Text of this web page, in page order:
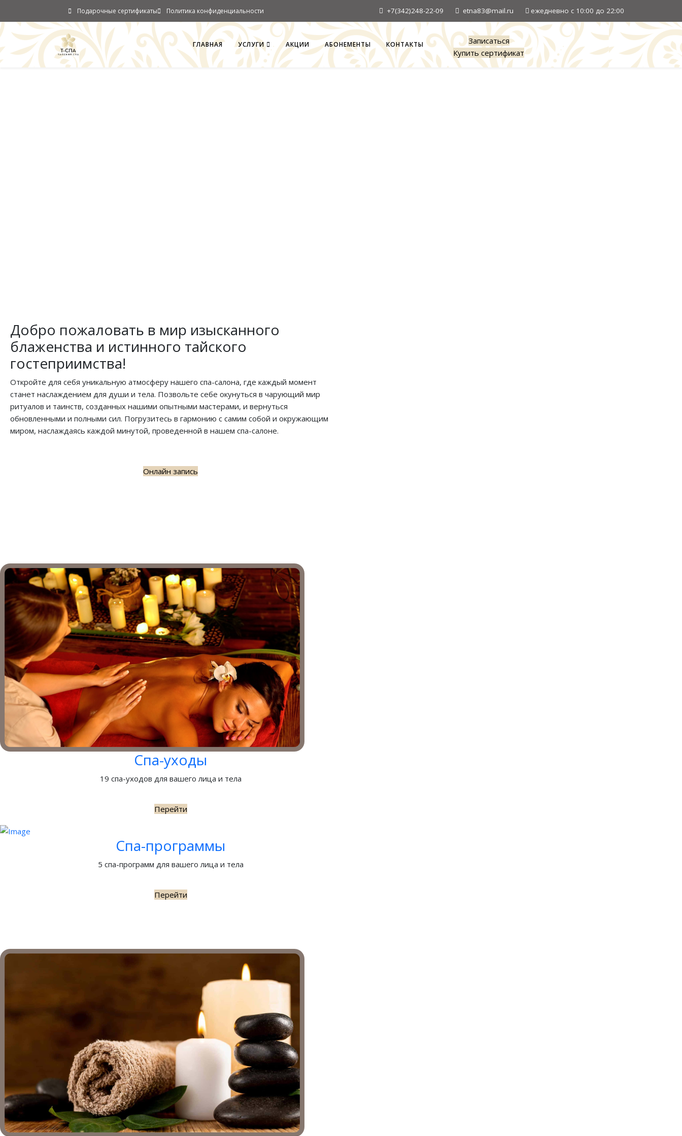
Подарочные сертификаты Политика конфиденциальности +7(342)248-22-09 etna83@mail.ru ежедневно с 10:00 до 22:00
ГЛАВНАЯ УСЛУГИ АКЦИИ АБОНЕМЕНТЫ КОНТАКТЫ
Записаться
Купить сертификат
Добро пожаловать в мир изысканного
блаженства и истинного тайского
гостеприимства!
Откройте для себя уникальную атмосферу нашего спа-салона, где каждый момент
станет наслаждением для души и тела. Позвольте себе окунуться в чарующий мир
ритуалов и таинств, созданных нашими опытными мастерами, и вернуться
обновленными и полными сил. Погрузитесь в гармонию с самим собой и окружающим
миром, наслаждаясь каждой минутой, проведенной в нашем спа-салоне.
Онлайн запись
Спа-уходы
19 спа-уходов для вашего лица и тела
Перейти
Спа-программы
5 спа-программ для вашего лица и тела
Перейти